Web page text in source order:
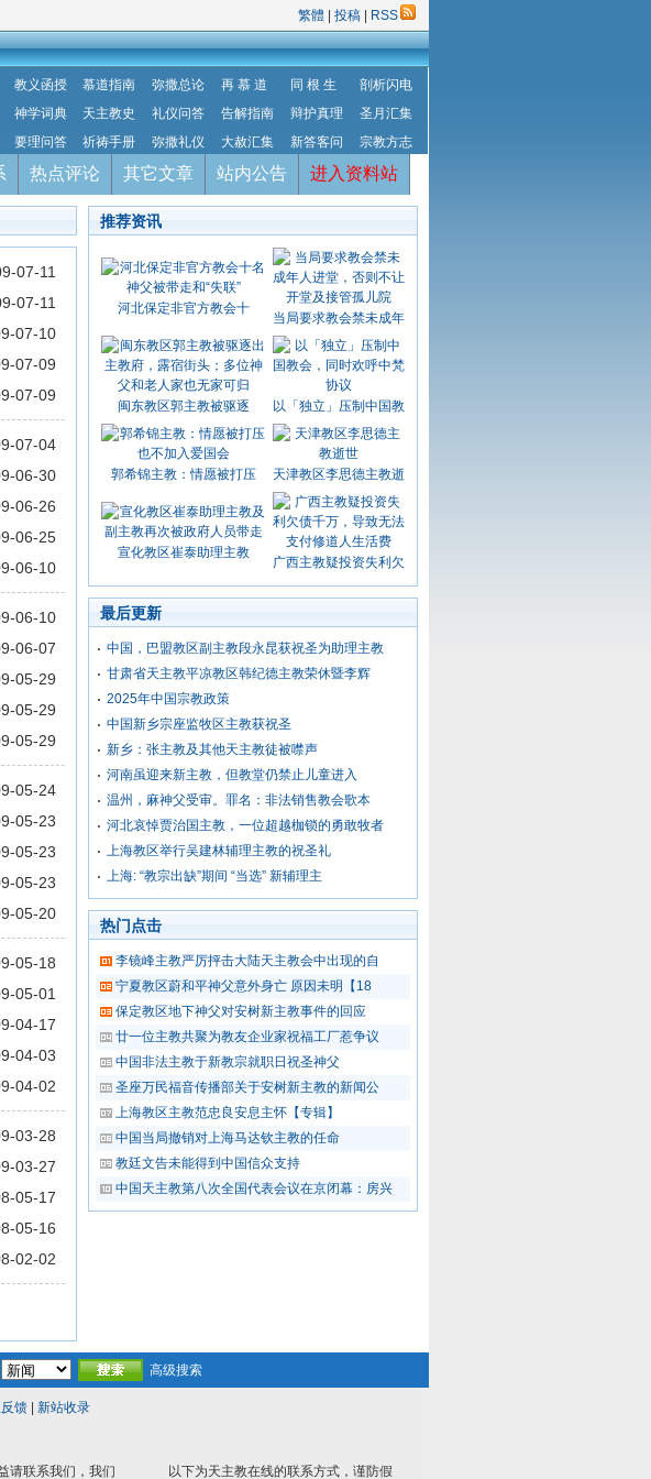
繁體 投稿 RSS
教义函授 慕道指南 弥撒总论 再 慕 道 同 根 生
剖析闪电
神学词典 天主教史 礼仪问答 告解指南 辩护真理
圣月汇集
要理问答 祈祷手册 弥撒礼仪 大赦汇集 新答客问 宗教方志
热点评论 其它文章 站内公告 进入资料站
07-11
07-11
07-10
07-09
07-09
07-04
06-30
06-26
06-25
06-10
06-10
06-07
05-29
05-29
05-29
05-24
05-23
05-23
05-23
05-20
05-18
05-01
04-17
04-03
04-02
03-28
03-27
05-17
05-16
02-02
推荐资讯
河北保定非官方教会十
当局要求教会禁未成年
闽东教区郭主教被驱逐 以「独立」压制中国教
郭希锦主教：情愿被打压 天津教区李思德主教逝
宣化教区崔泰助理主教
广西主教疑投资失利欠
最后更新
中国，巴盟教区副主教段永昆获祝圣为助理主教
甘肃省天主教平凉教区韩纪德主教荣休暨李辉
2025年中国宗教政策
中国新乡宗座监牧区主教获祝圣
新乡：张主教及其他天主教徒被噤声
河南虽迎来新主教，但教堂仍禁止儿童进入
温州，麻神父受审。罪名：非法销售教会歌本
河北哀悼贾治国主教，一位超越枷锁的勇敢牧者
上海教区举行吴建林辅理主教的祝圣礼
上海: “教宗出缺”期间 “当选” 新辅理主
热门点击
李镜峰主教严厉抨击大陆天主教会中出现的自
宁夏教区蔚和平神父意外身亡 原因未明【18
保定教区地下神父对安树新主教事件的回应
廿一位主教共聚为教友企业家祝福工厂惹争议
中国非法主教于新教宗就职日祝圣神父
圣座万民福音传播部关于安树新主教的新闻公
上海教区主教范忠良安息主怀【专辑】
中国当局撤销对上海马达钦主教的任命
教廷文告未能得到中国信众支持
中国天主教第八次全国代表会议在京闭幕：房兴
高级搜索
馈| 新站收录
请联系我们，我们 以下为天主教在线的联系方式，谨防假